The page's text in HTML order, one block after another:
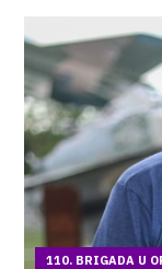
110. BRIGADA U